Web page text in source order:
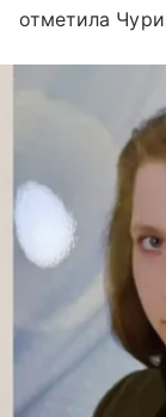
отметила